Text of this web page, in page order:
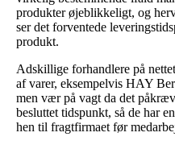
produkter øjeblikkeligt, og
ser det forventede
produkt.
Adskillige forhandlere på
af varer, eksempelvis HAY
men vær på vagt da det
besluttet tidspunkt, så de har
hen til fragtfirmaet før